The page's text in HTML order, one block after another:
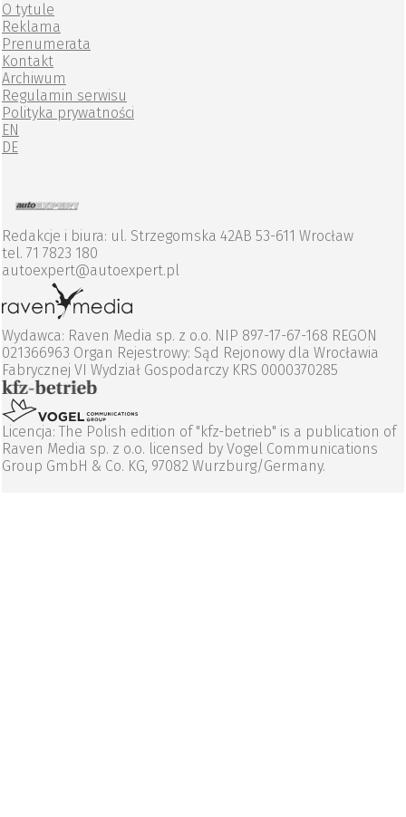
O tytule
Reklama
Prenumerata
Kontakt
Archiwum
Regulamin serwisu
Polityka prywatności
EN
DE
Redakcje i biura: ul. Strzegomska 42AB 53-611 Wrocław
tel. 71 7823 180
autoexpert@autoexpert.pl
Wydawca: Raven Media sp. z o.o. NIP 897-17-67-168 REGON
021366963 Organ Rejestrowy: Sąd Rejonowy dla Wrocławia
Fabrycznej VI Wydział Gospodarczy KRS 0000370285
Licencja: The Polish edition of "kfz-betrieb" is a publication of
Raven Media sp. z o.o. licensed by Vogel Communications
Group GmbH & Co. KG, 97082 Wurzburg/Germany.